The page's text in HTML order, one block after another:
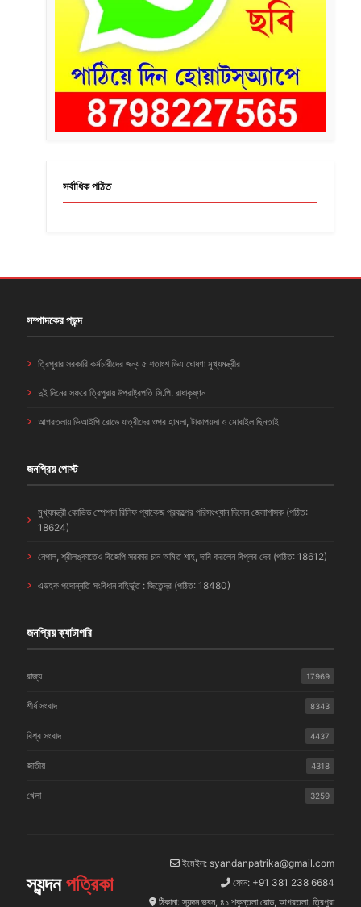
সর্বাধিক পঠিত
সম্পাদকের পছন্দ
ত্রিপুরার সরকারি কর্মচারীদের জন্য ৫ শতাংশ ডিএ ঘোষণা মুখ্যমন্ত্রীর
দুই দিনের সফরে ত্রিপুরায় উপরাষ্ট্রপতি সি.পি. রাধাকৃষ্ণন
আগরতলায় ভিআইপি রোডে যাত্রীদের ওপর হামলা, টাকাপয়সা ও মোবাইল ছিনতাই
জনপ্রিয় পোস্ট
মুখ্যমন্ত্রী কোভিড স্পেশাল রিলিফ প্যাকেজ প্রকল্পের পরিসংখ্যান দিলেন জেলাশাসক (পঠিত:
18624)
নেপাল, শ্রীলঙ্কাতেও বিজেপি সরকার চান অমিত শাহ, দাবি করলেন বিপ্লব দেব (পঠিত: 18612)
এডহক পদোন্নতি সংবিধান বহির্ভূত : জিতেন্দ্র (পঠিত: 18480)
জনপ্রিয় ক্যাটাগরি
রাজ্য 17969
শীর্ষ সংবাদ 8343
বিশ্ব সংবাদ 4437
জাতীয় 4318
খেলা 3259
স্যন্দনপত্রিকা
ইমেইল: syandanpatrika@gmail.com
ফোন: +91 381 238 6684
ঠিকানা: স্যন্দন ভবন, ৪১ শকুন্তলা রোড, আগরতলা, ত্রিপুরা